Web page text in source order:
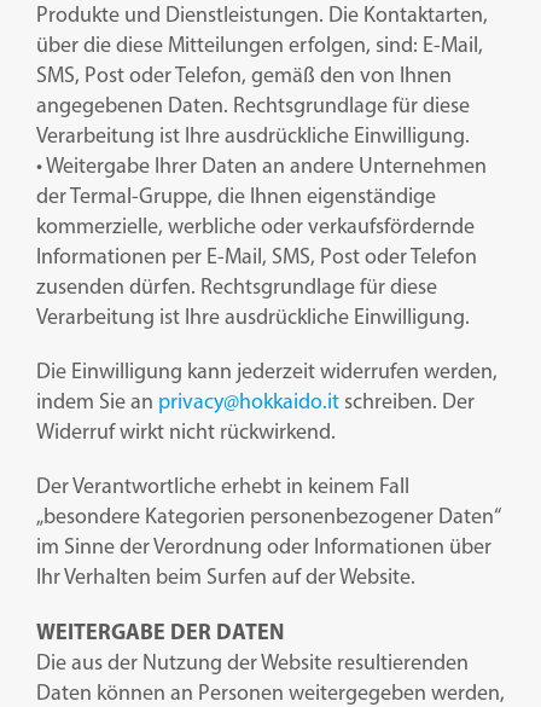
Produkte und Dienstleistungen. Die Kontaktarten,
über die diese Mitteilungen erfolgen, sind: E-Mail,
SMS, Post oder Telefon, gemäß den von Ihnen
angegebenen Daten. Rechtsgrundlage für diese
Verarbeitung ist Ihre ausdrückliche Einwilligung.
• Weitergabe Ihrer Daten an andere Unternehmen
der Termal-Gruppe, die Ihnen eigenständige
kommerzielle, werbliche oder verkaufsfördernde
Informationen per E-Mail, SMS, Post oder Telefon
zusenden dürfen. Rechtsgrundlage für diese
Verarbeitung ist Ihre ausdrückliche Einwilligung.
Die Einwilligung kann jederzeit widerrufen werden,
indem Sie an privacy@hokkaido.itschreiben. Der
Widerruf wirkt nicht rückwirkend.
Der Verantwortliche erhebt in keinem Fall
„besondere Kategorien personenbezogener Daten“
im Sinne der Verordnung oder Informationen über
Ihr Verhalten beim Surfen auf der Website.
WEITERGABE DER DATEN
Die aus der Nutzung der Website resultierenden
Daten können an Personen weitergegeben werden,